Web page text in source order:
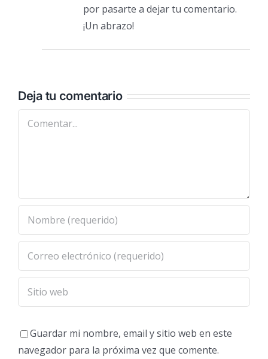
por pasarte a dejar tu comentario.
¡Un abrazo!
Deja tu comentario
Comentar
Guardar mi nombre, email y sitio web en este
navegador para la próxima vez que comente.